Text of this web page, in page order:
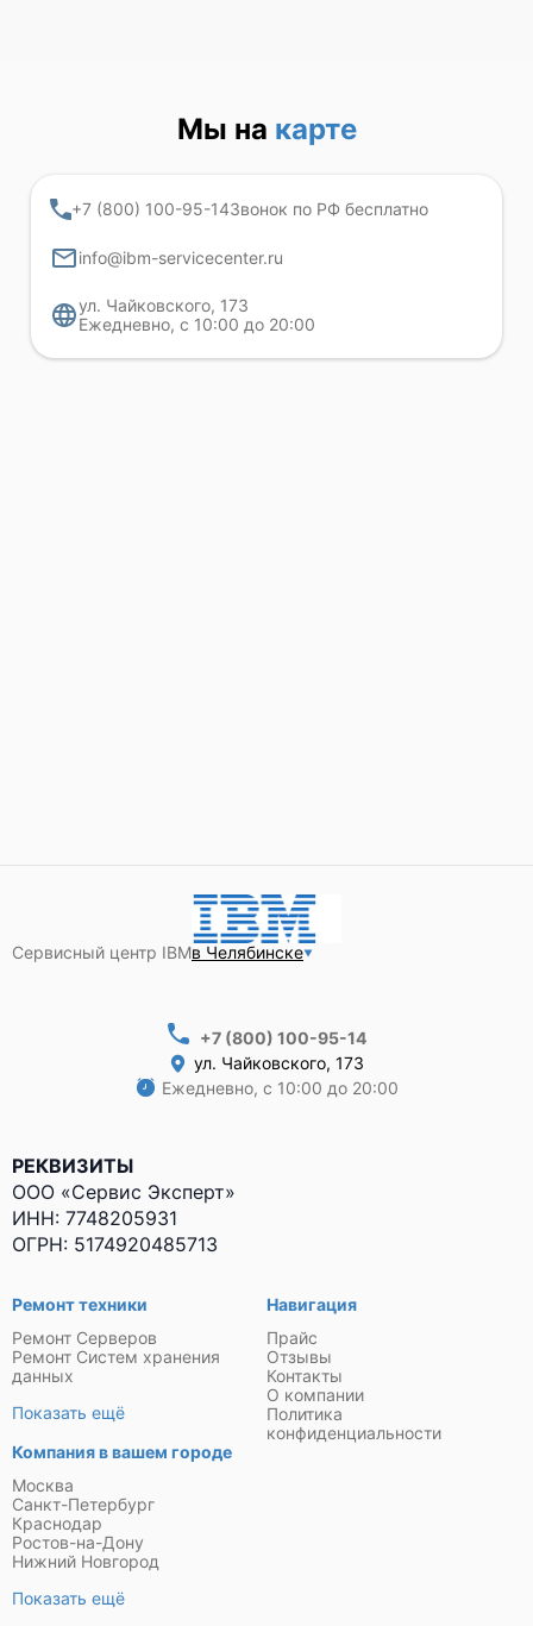
Мы на карте
+7 (800) 100-95-14Звонок по РФ бесплатно
info@ibm-servicecenter.ru
ул. Чайковского, 173
Ежедневно, с 10:00 до 20:00
Сервисный центр IBMв Челябинске
+7 (800) 100-95-14
ул. Чайковского, 173
Ежедневно, с 10:00 до 20:00
РЕКВИЗИТЫ
ООО «Сервис Эксперт»
ИНН: 7748205931
ОГРН: 5174920485713
Ремонт техники
Ремонт Серверов
Ремонт Систем хранения
данных
Показать ещё
Компания в вашем городе
Москва
Санкт-Петербург
Краснодар
Ростов-на-Дону
Нижний Новгород
Показать ещё
Навигация
Прайс
Отзывы
Контакты
О компании
Политика
конфиденциальности